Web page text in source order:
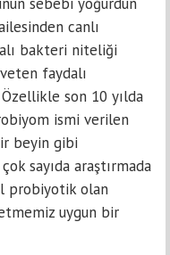
canlı
bakteri niteliği
faydalı
son 10 yılda
ismi verilen
beyin gibi
sayıda araştırmada
probiyotik olan
uygun bir